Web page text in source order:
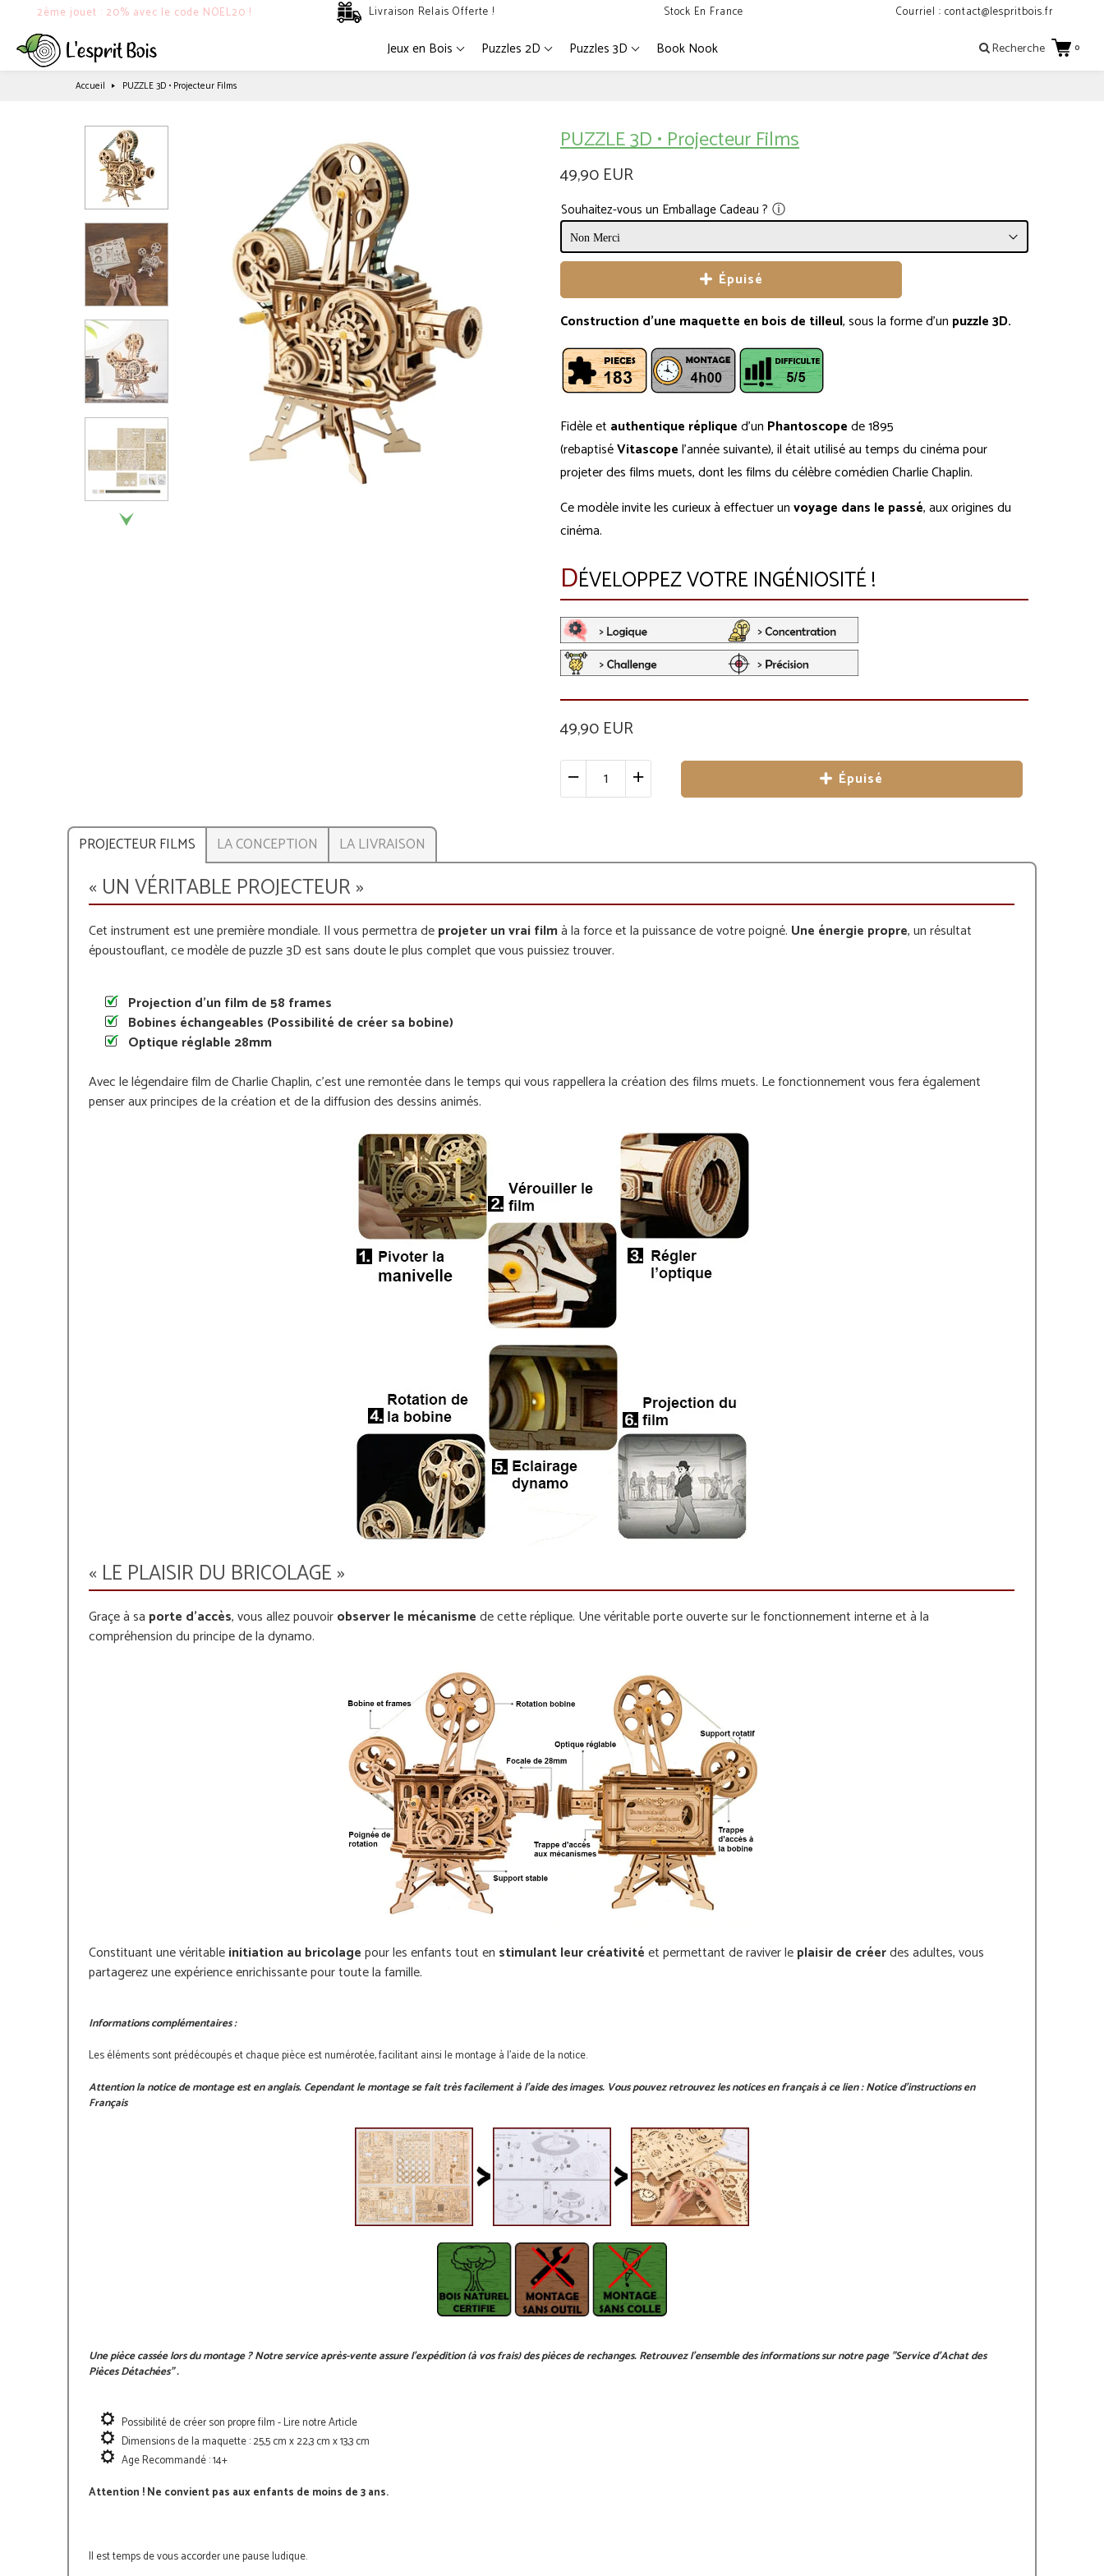
2ème jouet : 20% avec le code NOEL20 ! Livraison Relais Offerte ! Stock En France Courriel : contact@lespritbois.fr
Recherche 0
Jeux en Bois Puzzles 2D Puzzles 3D Book Nook
Accueil PUZZLE 3D • Projecteur Films
PUZZLE 3D • Projecteur Films
49,90 EUR
Souhaitez-vous un Emballage Cadeau ? ⓘ
Épuisé
Construction d'une maquette en bois de tilleul, sous la forme d'un puzzle 3D.
Fidèle et authentique répliqued'un Phantoscopede 1895
(rebaptiséVitascopel'année suivante), il était utilisé au temps du cinéma pour
projeter des films muets, dont les films du célèbre comédien Charlie Chaplin.
Ce modèle invite les curieux à effectuer unvoyage dans le passé, aux origines du
cinéma.
DÉVELOPPEZ VOTRE INGÉNIOSITÉ !
49,90 EUR
Épuisé
PROJECTEUR FILMS LA CONCEPTION LA LIVRAISON
« UN VÉRITABLE PROJECTEUR »
Cet instrument est une première mondiale. Il vous permettra deprojeter un vrai filmà la force et la puissance de votre poigné. Une énergie propre, un résultat
époustouflant, ce modèle de puzzle 3D est sans doute le plus complet que vous puissiez trouver.
Projection d'un film de 58 frames
Bobines échangeables (Possibilité de créer sa bobine)
Optique réglable 28mm
Avec le légendaire film de Charlie Chaplin, c'est une remontée dans le temps qui vous rappellera la création des films muets. Le fonctionnement vous fera également
penser aux principes de la création et de la diffusion des dessins animés.
« LE PLAISIR DU BRICOLAGE »
Graçe à sa porte d'accès, vous allez pouvoirobserver le mécanismede cette réplique. Une véritable porte ouverte sur le fonctionnement interne et à la
compréhension du principe de la dynamo.
Constituant une véritableinitiation au bricolagepour les enfants tout en stimulant leur créativitéet permettant de raviver leplaisir de créerdes adultes, vous
partagerez une expérience enrichissante pour toute la famille.
Informations complémentaires :
Les éléments sont prédécoupés et chaque pièce est numérotée, facilitant ainsi le montage à l'aide de la notice.
Attention la notice de montage est en anglais. Cependant le montage se fait très facilement à l'aide des images. Vous pouvez retrouvez les notices en français à ce lien :Notice d'instructions en
Français
Une pièce cassée lors du montage ? Notre service après-vente assure l'expédition (à vos frais) des pièces de rechanges. Retrouvez l'ensemble des informations sur notre page"Service d'Achat des
Pièces Détachées".
Possibilité de créer son propre film - Lire notre Article
Dimensions de la maquette : 25,5 cm x 22,3 cm x 13,3 cm
Age Recommandé : 14+
Attention ! Ne convient pas aux enfants de moins de 3 ans.
Il est temps de vous accorder une pause ludique.